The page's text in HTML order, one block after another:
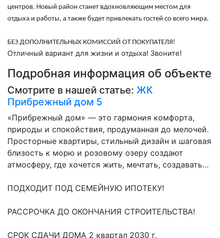
центров. Новый район станет вдохновляющим местом для
отдыха и работы, а также будет привлекать гостей со всего мира.
БЕЗ ДОПОЛНИТЕЛЬНЫХ КОМИССИЙ ОТ ПОКУПАТЕЛЯ!
Отличный вариант для жизни и отдыха! Звоните!
Подробная информация об объекте
Смотрите в нашей статье: ЖК
Прибрежный дом 5
«Прибрежный дом» — это гармония комфорта,
природы и спокойствия, продуманная до мелочей.
Просторные квартиры, стильный дизайн и шаговая
близость к морю и розовому озеру создают
атмосферу, где хочется жить, мечтать, создавать…
ПОДХОДИТ ПОД СЕМЕЙНУЮ ИПОТЕКУ!
РАССРОЧКА ДО ОКОНЧАНИЯ СТРОИТЕЛЬСТВА!
СРОК СДАЧИ ДОМА 2 квартал 2030 г.